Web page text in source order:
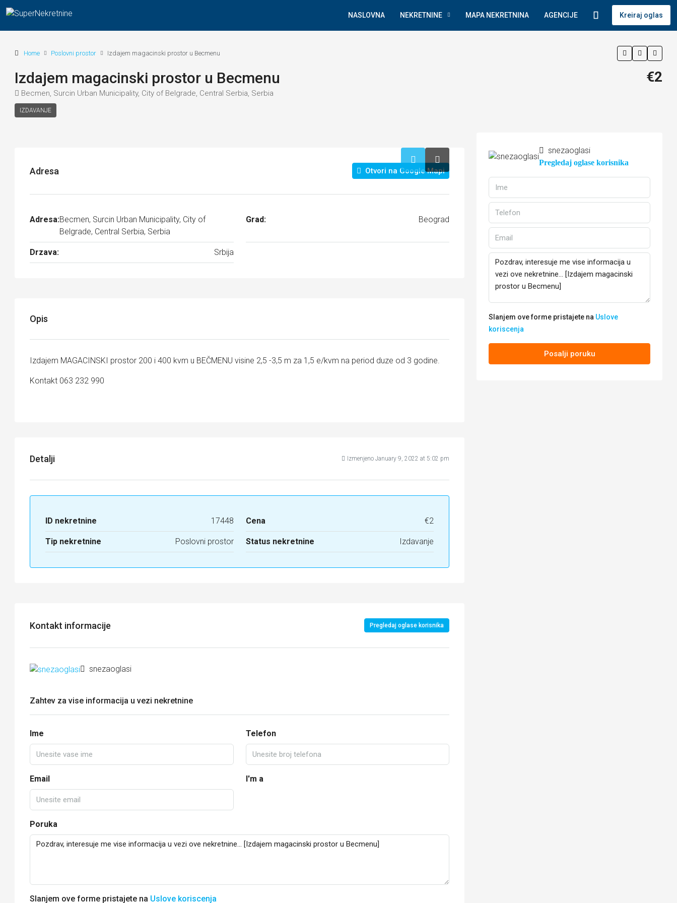
NASLOVNA NEKRETNINE MAPA NEKRETNINA AGENCIJE Kreiraj oglas
Home Poslovni prostor Izdajem magacinski prostor u Becmenu
Izdajem magacinski prostor u Becmenu
Becmen, Surcin Urban Municipality, City of Belgrade, Central Serbia, Serbia
IZDAVANJE
€2
Adresa Otvori na Google Mapi
Adresa:Becmen, Surcin Urban Municipality, City of
Belgrade, Central Serbia, Serbia
Grad: Beograd
Drzava: Srbija
Opis
Izdajem MAGACINSKI prostor 200 i 400 kvm u BEČMENU visine 2,5 -3,5 m za 1,5 e/kvm na period duze od 3 godine.
Kontakt 063 232 990
Detalji Izmenjeno January 9, 2022 at 5:02 pm
ID nekretnine 17448 Cena €2
Tip nekretnine Poslovni prostor Status nekretnine Izdavanje
Kontakt informacije Pregledaj oglase korisnika
snezaoglasi
Zahtev za vise informacija u vezi nekretnine
Ime Telefon
Email I'm a
Poruka
Slanjem ove forme pristajete na Uslove koriscenja
snezaoglasi
Pregledaj oglase korisnika
Slanjem ove forme pristajete na Uslove
koriscenja
Posalji poruku